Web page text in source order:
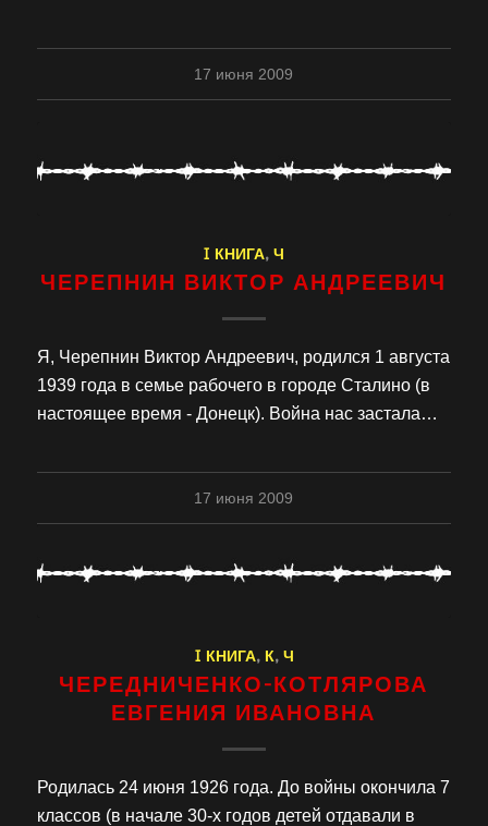
17 июня 2009
I КНИГА,Ч
ЧЕРЕПНИН ВИКТОР АНДРЕЕВИЧ
Я, Черепнин Виктор Андреевич, родился 1 августа
1939 года в семье рабочего в городе Сталино (в
настоящее время - Донецк). Война нас застала…
17 июня 2009
I КНИГА, К, Ч
ЧЕРЕДНИЧЕНКО-КОТЛЯРОВА
ЕВГЕНИЯ ИВАНОВНА
Родилась 24 июня 1926 года. До войны окончила 7
классов (в начале 30-х годов детей отдавали в